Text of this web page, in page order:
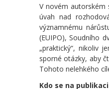
V novém
úvah nad
významnému
(EUIPO), Soudního
„praktický“, nikoliv
sporné otázky, aby
Tohoto nelehkého
Kdo se na